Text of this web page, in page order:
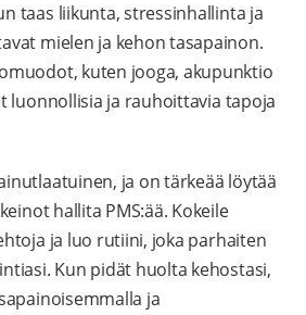
taas liikunta, stressinhallinta ja
mielen ja kehon tasapainon.
kuten jooga, akupunktio
luonnollisia ja rauhoittavia tapoja
ja on tärkeää löytää
hallita PMS:ää. Kokeile
ja luo rutiini, joka parhaiten
Kun pidät huolta kehostasi,
ja